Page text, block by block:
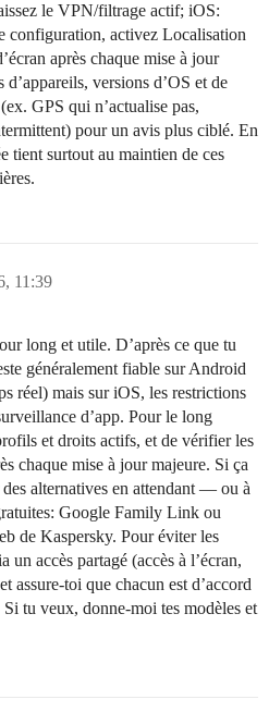
le VPN/filtrage actif; iOS:
configuration, activez Localisation
après chaque mise à jour
versions d’OS et de
GPS qui n’actualise pas,
pour un avis plus ciblé. En
tient surtout au maintien de ces
11:39
long et utile. D’après ce que tu
généralement fiable sur Android
réel) mais sur iOS, les restrictions
d’app. Pour le long
et droits actifs, et de vérifier les
chaque mise à jour majeure. Si ça
alternatives en attendant — ou à
Google Family Link ou
de Kaspersky. Pour éviter les
un accès partagé (accès à l’écran,
assure-toi que chacun est d’accord
tu veux, donne-moi tes modèles et